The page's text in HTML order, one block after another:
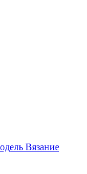
Вязание